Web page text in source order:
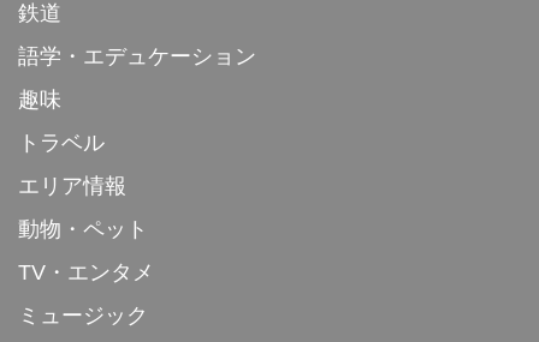
鉄道
語学・エデュケーション
趣味
トラベル
エリア情報
動物・ペット
TV・エンタメ
ミュージック